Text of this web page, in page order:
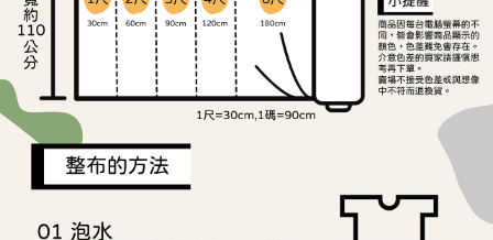
【注意事項】
1.本服務係由「台灣大哥大股份有限公司」（以下簡稱本公司）所提供，讓
用戶於交易時，得透過本服務購買商品或服務，並由商店將買賣／分期付款
買賣價金債權讓與本公司後，依約使用本公司帳單繳交帳款。
2.基於同意付款使用「大哥付你分期」之契約關係目的，商店將以您的個人
資料（包含姓名、電話或地址）提供予台灣大哥大進項蒐集、處理及利用，
由本公司與您本人進行分期帳單所需資料之確認、核對及更正。
3.完整用戶服務條款，請詳閱以下連結：
離島宅配
每筆NT$240